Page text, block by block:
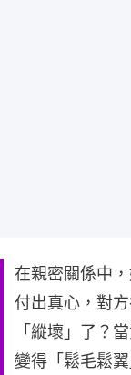
在親密關係中
付出真心，對
「縱壞」了？
變得「鬆毛鬆